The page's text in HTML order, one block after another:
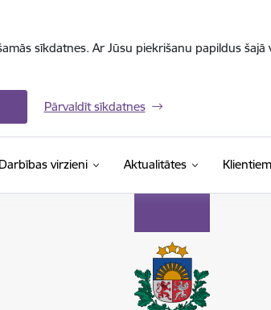
sīkdatnes. Ar Jūsu piekrišanu papildus
Pārvaldīt sīkdatnes
Darbības virzieni Aktualitātes Klientiem